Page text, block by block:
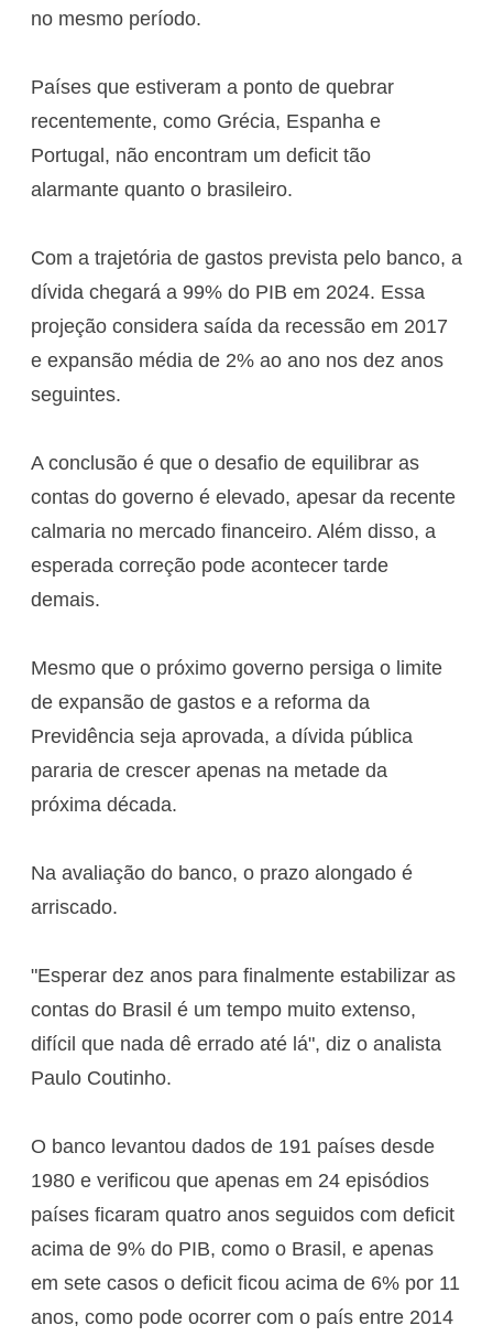
no mesmo período.
Países que estiveram a ponto de quebrar
recentemente, como Grécia, Espanha e
Portugal, não encontram um deficit tão
alarmante quanto o brasileiro.
Com a trajetória de gastos prevista pelo banco, a
dívida chegará a 99% do PIB em 2024. Essa
projeção considera saída da recessão em 2017
e expansão média de 2% ao ano nos dez anos
seguintes.
A conclusão é que o desafio de equilibrar as
contas do governo é elevado, apesar da recente
calmaria no mercado financeiro. Além disso, a
esperada correção pode acontecer tarde
demais.
Mesmo que o próximo governo persiga o limite
de expansão de gastos e a reforma da
Previdência seja aprovada, a dívida pública
pararia de crescer apenas na metade da
próxima década.
Na avaliação do banco, o prazo alongado é
arriscado.
"Esperar dez anos para finalmente estabilizar as
contas do Brasil é um tempo muito extenso,
difícil que nada dê errado até lá", diz o analista
Paulo Coutinho.
O banco levantou dados de 191 países desde
1980 e verificou que apenas em 24 episódios
países ficaram quatro anos seguidos com deficit
acima de 9% do PIB, como o Brasil, e apenas
em sete casos o deficit ficou acima de 6% por 11
anos, como pode ocorrer com o país entre 2014